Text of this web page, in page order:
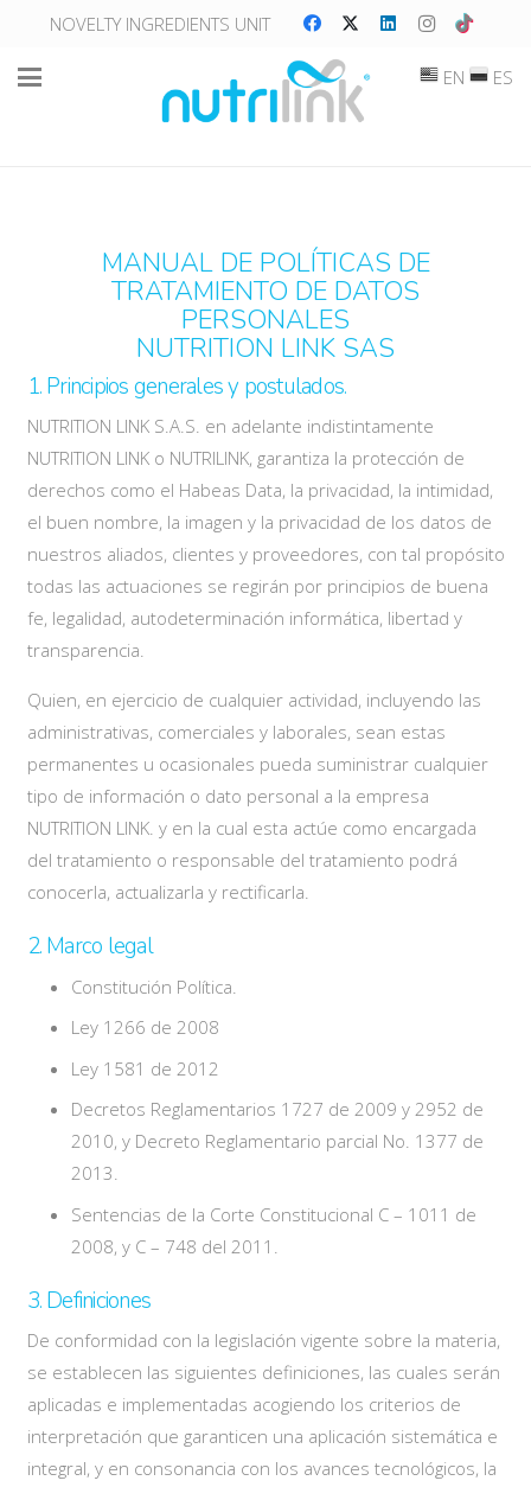
NOVELTY INGREDIENTS UNIT
EN ES
MANUAL DE POLÍTICAS DE
TRATAMIENTO DE DATOS
PERSONALES
NUTRITION LINK SAS
1. Principios generales y postulados.
NUTRITION LINK S.A.S. en adelante indistintamente
NUTRITION LINK o NUTRILINK, garantiza la protección de
derechos como el Habeas Data, la privacidad, la intimidad,
el buen nombre, la imagen y la privacidad de los datos de
nuestros aliados, clientes y proveedores, con tal propósito
todas las actuaciones se regirán por principios de buena
fe, legalidad, autodeterminación informática, libertad y
transparencia.
Quien, en ejercicio de cualquier actividad, incluyendo las
administrativas, comerciales y laborales, sean estas
permanentes u ocasionales pueda suministrar cualquier
tipo de información o dato personal a la empresa
NUTRITION LINK. y en la cual esta actúe como encargada
del tratamiento o responsable del tratamiento podrá
conocerla, actualizarla y rectificarla.
2. Marco legal
Constitución Política.
Ley 1266 de 2008
Ley 1581 de 2012
Decretos Reglamentarios 1727 de 2009 y 2952 de
2010, y Decreto Reglamentario parcial No. 1377 de
2013.
Sentencias de la Corte Constitucional C – 1011 de
2008, y C – 748 del 2011.
3. Definiciones
De conformidad con la legislación vigente sobre la materia,
se establecen las siguientes definiciones, las cuales serán
aplicadas e implementadas acogiendo los criterios de
interpretación que garanticen una aplicación sistemática e
integral, y en consonancia con los avances tecnológicos, la